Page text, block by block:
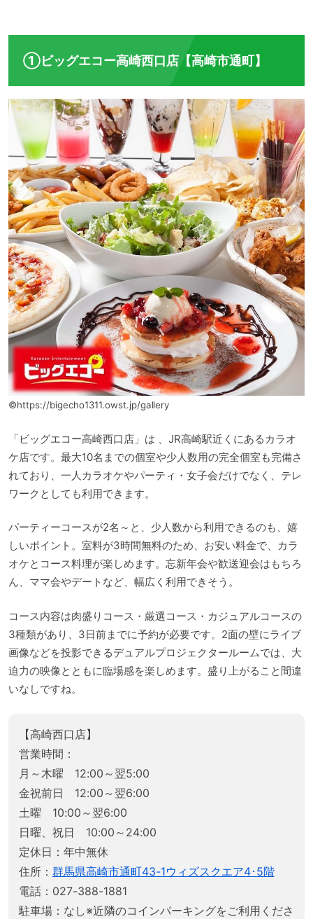
①ビッグエコー高崎西口店【高崎市通町】
©https://bigecho1311.owst.jp/gallery
「ビッグエコー高崎西口店」は 、JR高崎駅近くにあるカラオ
ケ店です。最大10名までの個室や少人数用の完全個室も完備さ
れており、一人カラオケやパーティ・女子会だけでなく、テレ
ワークとしても利用できます。
パーティーコースが2名～と、少人数から利用できるのも、嬉
しいポイント。室料が3時間無料のため、お安い料金で、カラ
オケとコース料理が楽しめます。忘新年会や歓送迎会はもちろ
ん、ママ会やデートなど、幅広く利用できそう。
コース内容は肉盛りコース・厳選コース・カジュアルコースの
3種類があり、3日前までに予約が必要です。2面の壁にライブ
画像などを投影できるデュアルプロジェクタールームでは、大
迫力の映像とともに臨場感を楽しめます。盛り上がること間違
いなしですね。
【高崎西口店】
営業時間：
月～木曜 12:00～翌5:00
金祝前日 12:00～翌6:00
土曜 10:00～翌6:00
日曜、祝日 10:00～24:00
定休日：年中無休
住所： 群馬県高崎市通町43-1ウィズスクエア4･5階
電話：027-388-1881
駐車場：なし※近隣のコインパーキングをご利用くださ